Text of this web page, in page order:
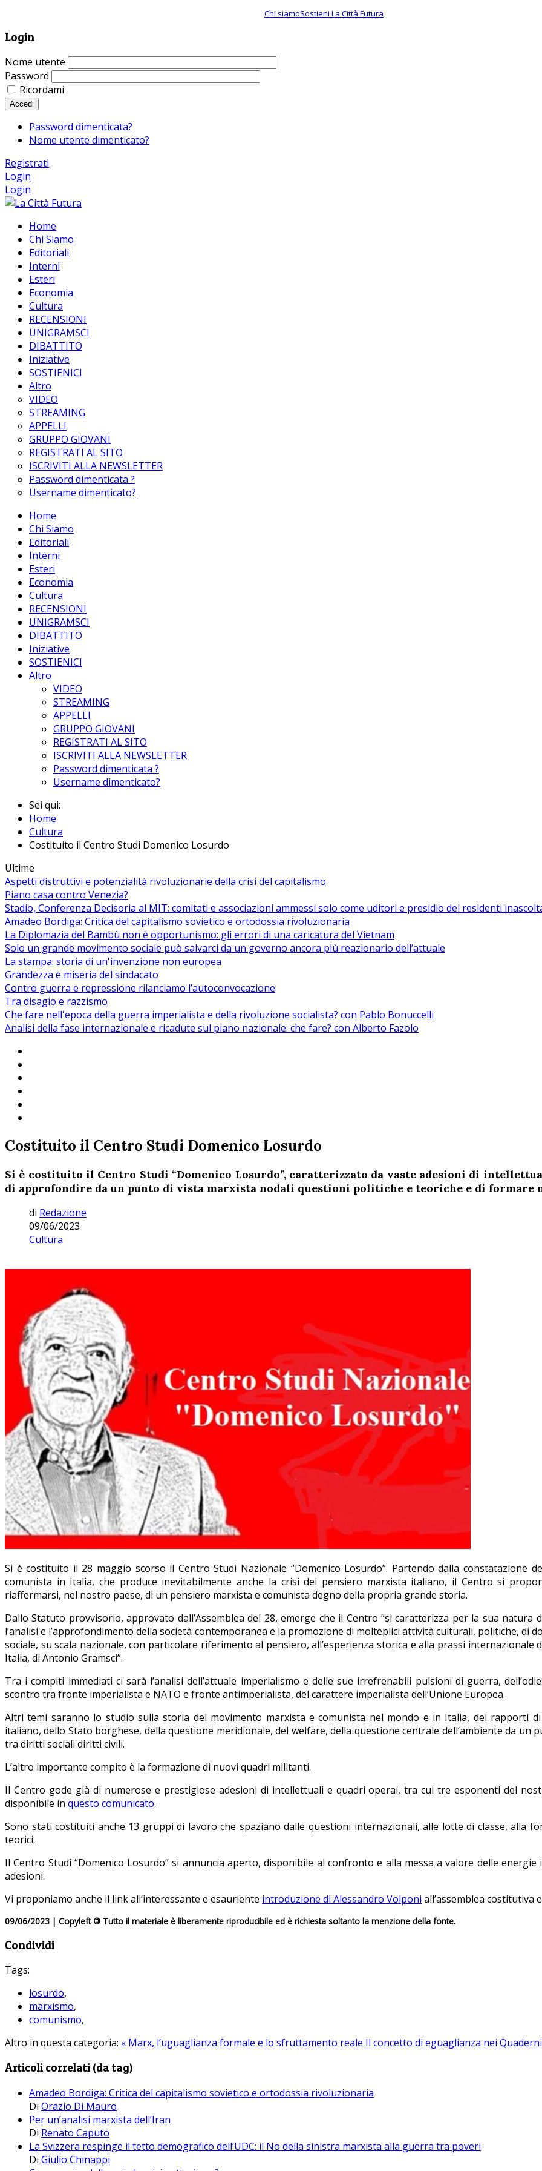
Chi siamoSostieni La Città Futura
Login
Nome utente
Password
Ricordami
Accedi
Password dimenticata?
Nome utente dimenticato?
Registrati
Login
Login
Home
Chi Siamo
Editoriali
Interni
Esteri
Economia
Cultura
RECENSIONI
UNIGRAMSCI
DIBATTITO
Iniziative
SOSTIENICI
Altro
VIDEO
STREAMING
APPELLI
GRUPPO GIOVANI
REGISTRATI AL SITO
ISCRIVITI ALLA NEWSLETTER
Password dimenticata ?
Username dimenticato?
Home
Chi Siamo
Editoriali
Interni
Esteri
Economia
Cultura
RECENSIONI
UNIGRAMSCI
DIBATTITO
Iniziative
SOSTIENICI
Altro
VIDEO
STREAMING
APPELLI
GRUPPO GIOVANI
REGISTRATI AL SITO
ISCRIVITI ALLA NEWSLETTER
Password dimenticata ?
Username dimenticato?
Sei qui:
Home
Cultura
Costituito il Centro Studi Domenico Losurdo
Ultime
Aspetti distruttivi e potenzialità rivoluzionarie della crisi del capitalismo
Piano casa contro Venezia?
Stadio, Conferenza Decisoria al MIT: comitati e associazioni ammessi solo come uditori e presidio dei residenti
Amadeo Bordiga: Critica del capitalismo sovietico e ortodossia rivoluzionaria
La Diplomazia del Bambù non è opportunismo: gli errori di una caricatura del Vietnam
Solo un grande movimento sociale può salvarci da un governo ancora più reazionario dell’attuale
La stampa: storia di un'invenzione non europea
Grandezza e miseria del sindacato
Contro guerra e repressione rilanciamo l’autoconvocazione
Tra disagio e razzismo
Che fare nell'epoca della guerra imperialista e della rivoluzione socialista? con Pablo Bonuccelli
Analisi della fase internazionale e ricadute sul piano nazionale: che fare? con Alberto Fazolo
Costituito il Centro Studi Domenico Losurdo
Si è costituito il Centro Studi “Domenico Losurdo”, caratterizzato da vaste adesioni di
di approfondire da un punto di vista marxista nodali questioni politiche e teoriche e di
di Redazione
09/06/2023
Cultura
Si è costituito il 28 maggio scorso il Centro Studi Nazionale “Domenico Losurdo”. Partendo dalla constatazione
comunista in Italia, che produce inevitabilmente anche la crisi del pensiero marxista italiano, il Centro si
riaffermarsi, nel nostro paese, di un pensiero marxista e comunista degno della propria grande storia.
Dallo Statuto provvisorio, approvato dall’Assemblea del 28, emerge che il Centro “si caratterizza per la sua natura
l’analisi e l’approfondimento della società contemporanea e la promozione di molteplici attività culturali, politiche, di
sociale, su scala nazionale, con particolare riferimento al pensiero, all’esperienza storica e alla prassi internazionale
Italia, di Antonio Gramsci”.
Tra i compiti immediati ci sarà l’analisi dell’attuale imperialismo e delle sue irrefrenabili pulsioni di guerra,
scontro tra fronte imperialista e NATO e fronte antimperialista, del carattere imperialista dell’Unione Europea.
Altri temi saranno lo studio sulla storia del movimento marxista e comunista nel mondo e in Italia, dei rapporti
italiano, dello Stato borghese, della questione meridionale, del welfare, della questione centrale dell’ambiente da
tra diritti sociali diritti civili.
L’altro importante compito è la formazione di nuovi quadri militanti.
Il Centro gode già di numerose e prestigiose adesioni di intellettuali e quadri operai, tra cui tre esponenti del
disponibile in questo comunicato.
Sono stati costituiti anche 13 gruppi di lavoro che spaziano dalle questioni internazionali, alle lotte di classe, alla
teorici.
Il Centro Studi “Domenico Losurdo” si annuncia aperto, disponibile al confronto e alla messa a valore delle
adesioni.
Vi proponiamo anche il link all’interessante e esauriente introduzione di Alessandro Volponi all’assemblea costitutiva
09/06/2023 | Copyleft © Tutto il materiale è liberamente riproducibile ed è richiesta soltanto la menzione della fonte.
Condividi
Tags:
losurdo,
marxismo,
comunismo,
Altro in questa categoria: « Marx, l’uguaglianza formale e lo sfruttamento reale Il concetto di eguaglianza nei
Articoli correlati (da tag)
Amadeo Bordiga: Critica del capitalismo sovietico e ortodossia rivoluzionaria
Di Orazio Di Mauro
Per un’analisi marxista dell’Iran
Di Renato Caputo
La Svizzera respinge il tetto demografico dell’UDC: il No della sinistra marxista alla guerra tra poveri
Di Giulio Chinappi